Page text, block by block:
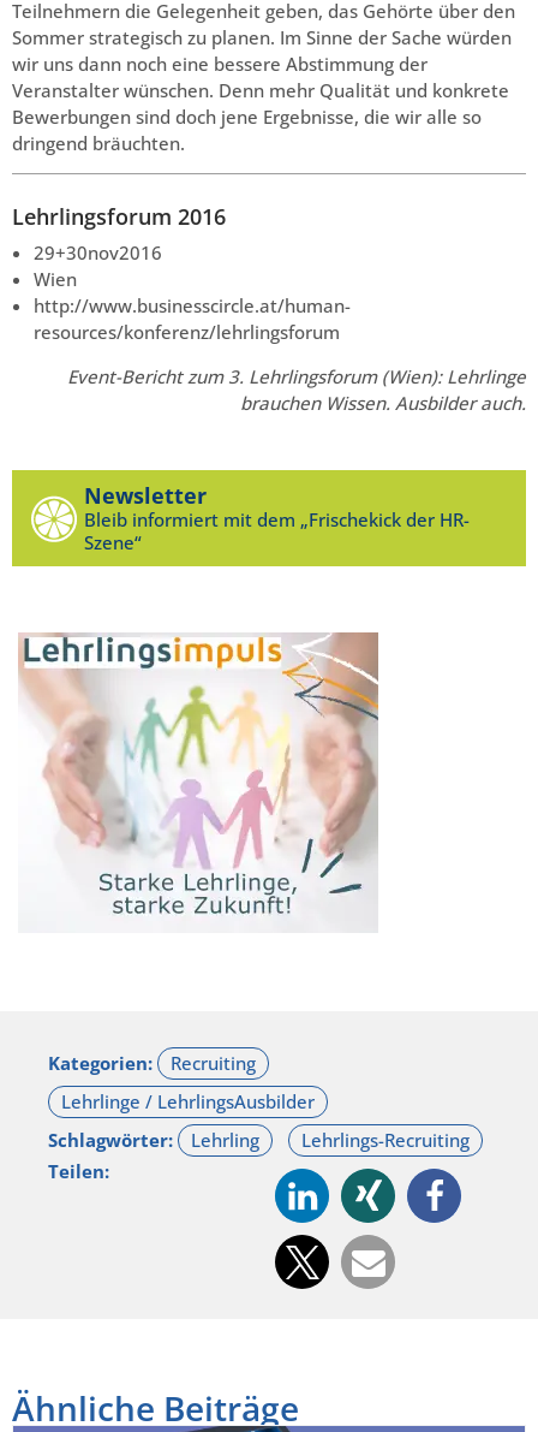
Teilnehmern die Gelegenheit geben, das Gehörte über den
Sommer strategisch zu planen. Im Sinne der Sache würden
wir uns dann noch eine bessere Abstimmung der
Veranstalter wünschen. Denn mehr Qualität und konkrete
Bewerbungen sind doch jene Ergebnisse, die wir alle so
dringend bräuchten.
Lehrlingsforum 2016
29+30nov2016
Wien
http://www.businesscircle.at/human-
resources/konferenz/lehrlingsforum
Event-Bericht zum 3. Lehrlingsforum (Wien): Lehrlinge
brauchen Wissen. Ausbilder auch.
Newsletter
Bleib informiert mit dem „Frischekick der HR-
Szene“
Kategorien:
Schlagwörter:
Teilen:
Ähnliche Beiträge